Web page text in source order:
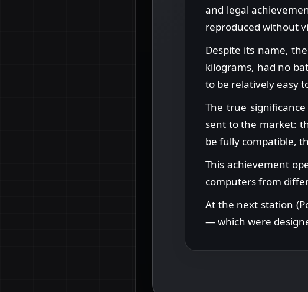
and legal
reproduced without
Despite its name,
kilograms, had no
to be relatively easy
The true
sent to the market:
be fully compatible,
This achievement
computers from
At the next station
— which were